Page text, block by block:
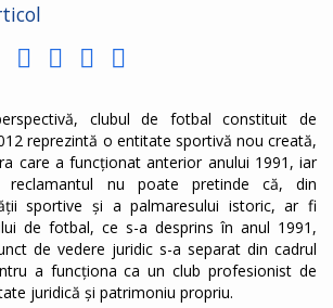
clubul de fotbal constituit de
reprezintă o entitate sportivă nou creată,
care a funcționat anterior anului 1991, iar
reclamantul nu poate pretinde că, din
sportive și a palmaresului istoric, ar fi
de fotbal, ce s-a desprins în anul 1991,
de vedere juridic s-a separat din cadrul
a funcționa ca un club profesionist de
juridică și patrimoniu propriu.